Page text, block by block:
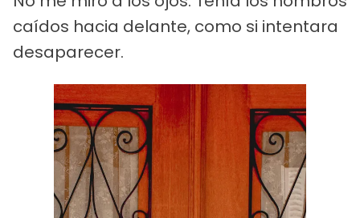
caídos hacia delante, como si intentara
desaparecer.